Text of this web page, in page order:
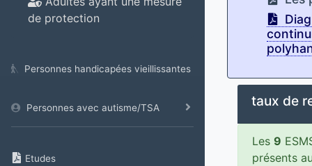
de protection
Personnes handicapées vieillissantes
Personnes avec autisme/TSA
Etudes
taux de
Les 9
présents